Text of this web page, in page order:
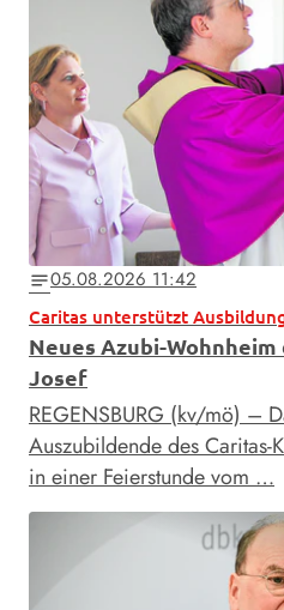
notes05.08.2026 11:42
Caritas unterstützt
Neues Azubi-
Josef
REGENSBURG (kv/mö) –
Auszubildende des Caritas-
in einer Feierstunde vom …